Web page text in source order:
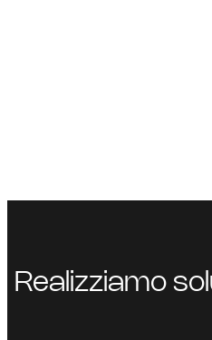
Realizziamo